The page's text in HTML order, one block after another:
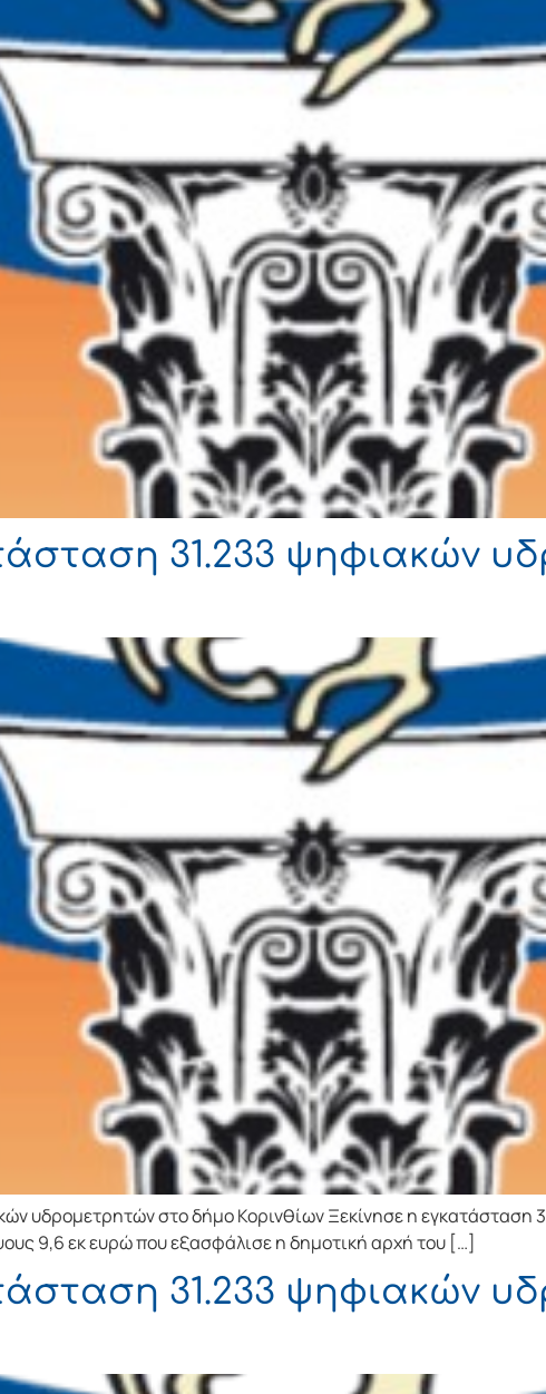
31.233 ψηφιακών
υδρομετρητών στο δήμο Κορινθίων Ξεκίνησε η
9,6 εκ ευρώ που εξασφάλισε η δημοτική αρχή του […]
31.233 ψηφιακών